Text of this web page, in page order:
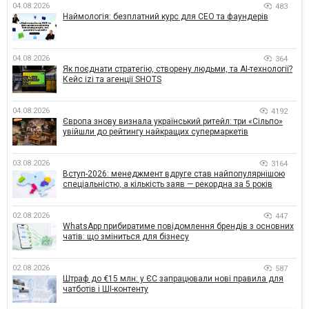
04.08.2026 483
Наймологія: безплатний курс для CEO та фаундерів
04.08.2026 364
Як поєднати стратегію, створену людьми, та AI-технології?
Кейс izi та агенції SHOTS
04.08.2026 4192
Європа знову визнала український ритейл: три «Сільпо»
увійшли до рейтингу найкращих супермаркетів
03.08.2026 3164
Вступ-2026: менеджмент вдруге став найпопулярнішою
спеціальністю, а кількість заяв — рекордна за 5 років
02.08.2026 447
WhatsApp прибиратиме повідомлення брендів з основних
чатів: що зміниться для бізнесу
02.08.2026 587
Штраф до €15 млн: у ЄС запрацювали нові правила для
чатботів і ШІ-контенту